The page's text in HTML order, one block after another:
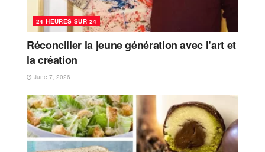
24 HEURES SUR 24
Réconcilier la jeune génération avec l’art et
la création
June 7, 2026